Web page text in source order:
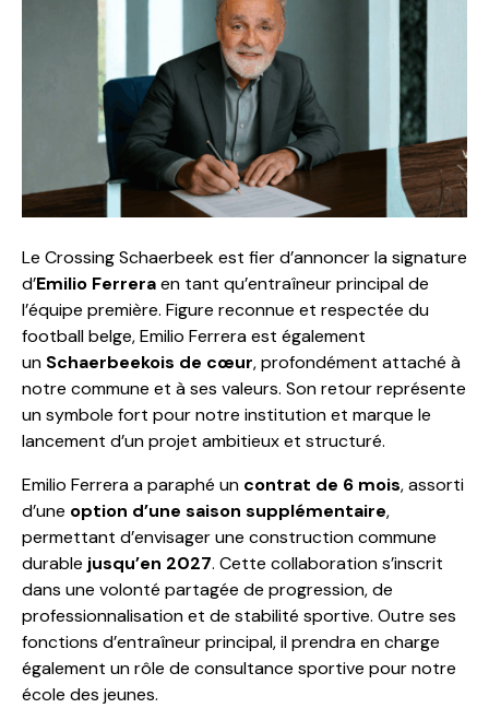
Le Crossing Schaerbeek est fier d’annoncer la signature
d’Emilio Ferreraen tant qu’entraîneur principal de
l’équipe première. Figure reconnue et respectée du
football belge, Emilio Ferrera est également
un Schaerbeekois de cœur, profondément attaché à
notre commune et à ses valeurs. Son retour représente
un symbole fort pour notre institution et marque le
lancement d’un projet ambitieux et structuré.
Emilio Ferrera a paraphé un contrat de 6 mois, assorti
d’une option d’une saison supplémentaire,
permettant d’envisager une construction commune
durable jusqu’en 2027. Cette collaboration s’inscrit
dans une volonté partagée de progression, de
professionnalisation et de stabilité sportive. Outre ses
fonctions d’entraîneur principal, il prendra en charge
également un rôle de consultance sportive pour notre
école des jeunes.